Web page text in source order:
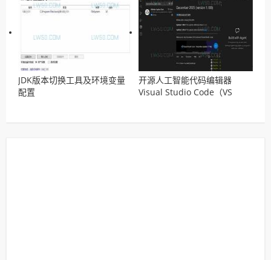
JDK版本切换工具及环境变量
配置
开源人工智能代码编辑器
Visual Studio Code（VS